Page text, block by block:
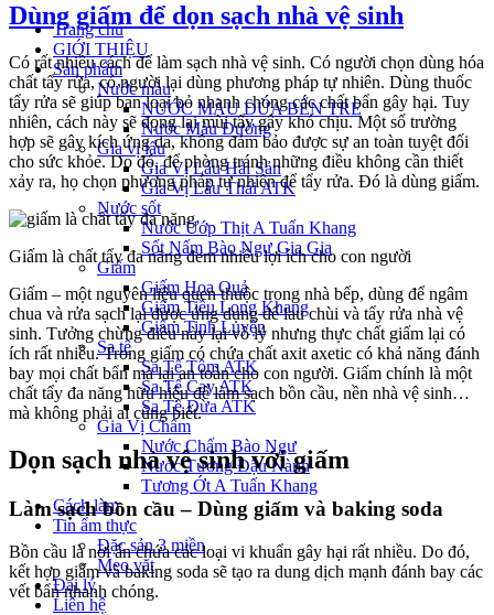
Trang chủ
GIỚI THIỆU
Sản phẩm
Nước màu
NƯỚC MÀU DỪA BẾN TRE
Nước Màu Đường
Gia vị lẩu
Gia Vị Lẩu Hải Sản
Gia Vị Lẩu Thái ATK
Nước sốt
Nước Ướp Thịt A Tuấn Khang
Sốt Nấm Bào Ngư Gia Gia
Giấm
Giấm Hoa Quả
Giấm Tiều Long Khang
Giấm Tinh Luyện
Sa tế
Sa Tế Tôm ATK
Sa Tế Cay ATK
Sa Tế Dừa ATK
Gia Vị Chấm
Nước Chấm Bào Ngư
Nước Tương Đậu Nành
Tương Ớt A Tuấn Khang
Cách làm
Tin ẩm thực
Đặc sản 3 miền
Mẹo vặt
Đại lý
Liên hệ
Dùng giấm để dọn sạch nhà vệ sinh
Có rất nhiều cách để làm sạch nhà vệ sinh. Có người chọn dùng hóa
chất tẩy rửa, có người lại dùng phương pháp tự nhiên. Dùng thuốc
tẩy rửa sẽ giúp bạn loại bỏ nhanh chóng các chất bẩn gây hại. Tuy
nhiên, cách này sẽ đọng lại mùi tẩy gây khó chịu. Một số trường
hợp sẽ gây kích ứng da, không đảm bảo được sự an toàn tuyệt đối
cho sức khỏe. Do đó, để phòng tránh những điều không cần thiết
xảy ra, họ chọn phương pháp tự nhiên để tẩy rửa. Đó là dùng giấm.
Giấm là chất tẩy đa năng đem nhiều lợi ích cho con người
Giấm – một nguyên liệu quen thuộc trong nhà bếp, dùng để ngâm
chua và rửa sạch lại được ứng dụng để lau chùi và tẩy rửa nhà vệ
sinh. Tưởng chừng điều này lại vô lý nhưng thực chất giấm lại có
ích rất nhiều. Trong giấm có chứa chất axit axetic có khả năng đánh
bay mọi chất bẩn mà lại an toàn cho con người. Giấm chính là một
chất tẩy đa năng hữu hiệu để làm sạch bồn cầu, nền nhà vệ sinh…
mà không phải ai cũng biết.
Dọn sạch nhà vệ sinh với giấm
Làm sạch bồn cầu – Dùng giấm và baking soda
Bồn cầu là nơi ẩn chứa các loại vi khuẩn gây hại rất nhiều. Do đó,
kết hợp giấm và baking soda sẽ tạo ra dung dịch mạnh đánh bay các
vết bẩn nhanh chóng.